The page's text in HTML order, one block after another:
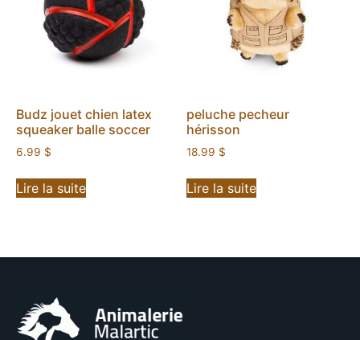
Budz jouet chien latex
squeaker balle soccer
6.99 $
Lire la suite
peluche pecheur
hérisson
18.99 $
Lire la suite